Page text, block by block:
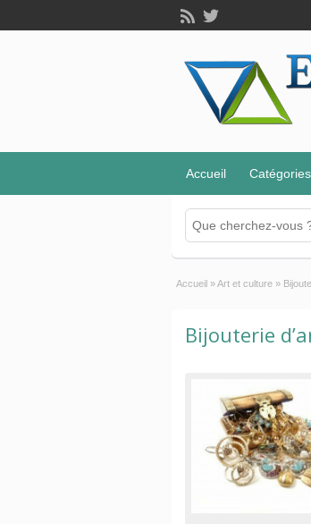
Accueil Catégories
Accueil »Art et culture »
Bijouterie